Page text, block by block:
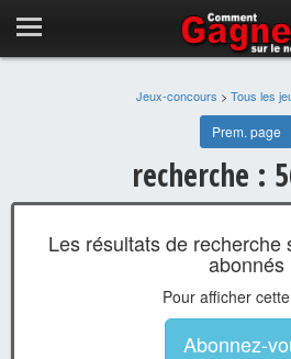
Jeux-concours > Tous les
Prem. page
recherche :
Les résultats de recherche
abonnés
Pour afficher
Abonnez-